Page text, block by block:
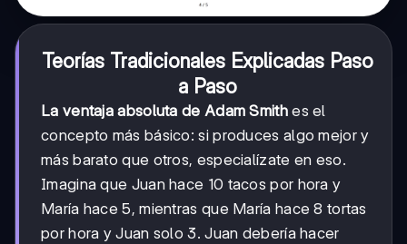
Teorías Tradicionales Explicadas Paso
a Paso
La ventaja absoluta de Adam Smithes el
concepto más básico: si produces algo mejor y
más barato que otros, especialízate en eso.
Imagina que Juan hace 10 tacos por hora y
María hace 5, mientras que María hace 8 tortas
por hora y Juan solo 3. Juan debería hacer